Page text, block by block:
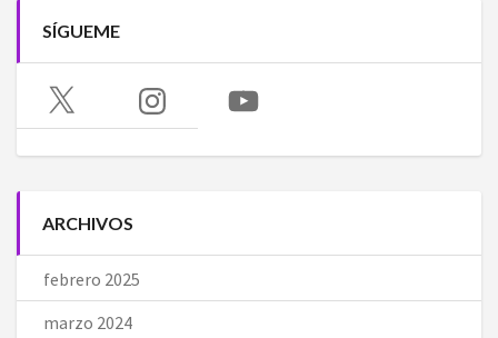
SÍGUEME
X Instagram YouTube
ARCHIVOS
febrero 2025
marzo 2024